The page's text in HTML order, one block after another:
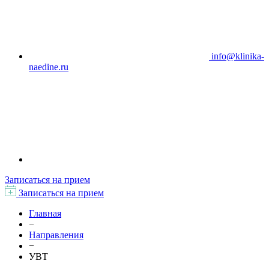
info@klinika-
naedine.ru
Записаться на прием
Записаться на прием
Главная
−
Направления
−
УВТ